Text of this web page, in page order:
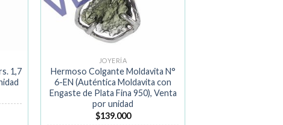
1,7
JOYERÍA
Hermoso Colgante Moldavita N°
6-EN (Auténtica Moldavita con
Engaste de Plata Fina 950), Venta
por unidad
$139.000